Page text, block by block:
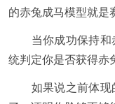
的赤兔成马模型就是
当你成功保持和
统判定你是否获得赤
如果说之前体现